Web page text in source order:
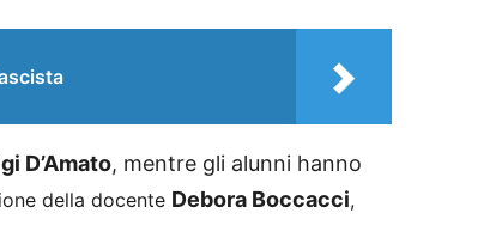
D’Amato, mentre gli alunni hanno
della docente Debora Boccacci,